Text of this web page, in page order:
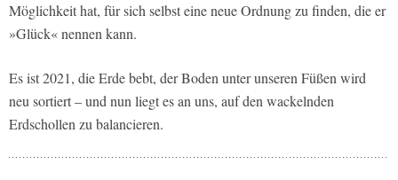
Möglichkeit hat, für sich selbst eine neue Ordnung zu finden, die er
»Glück« nennen kann.
Es ist 2021, die Erde bebt, der Boden unter unseren Füßen wird
neu sortiert – und nun liegt es an uns, auf den wackelnden
Erdschollen zu balancieren.